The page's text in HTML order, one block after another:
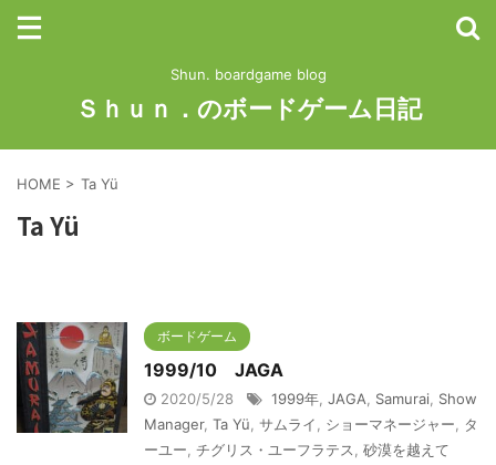
Shun. boardgame blog
Ｓｈｕｎ．のボードゲーム日記
HOME > Ta Yü
Ta Yü
ボードゲーム
1999/10 JAGA
2020/5/28 1999年 JAGA Samurai
Show
Manager, Ta Yü サムライ ショーマネージャー
タ
ーユー チグリス・ユーフラテス 砂漠を越えて